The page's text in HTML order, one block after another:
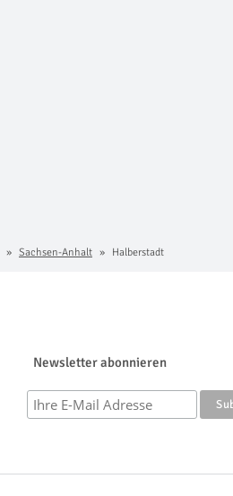
Sachsen-Anhalt Halberstadt
Newsletter abonnieren